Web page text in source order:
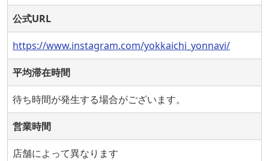
公式URL
https://www.instagram.com/yokkaichi_yonnavi/
平均滞在時間
待ち時間が発生する場合がございます。
営業時間
店舗によって異なります